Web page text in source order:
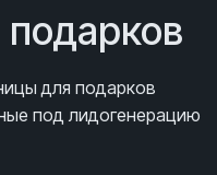
для подарков
под лидогенерацию